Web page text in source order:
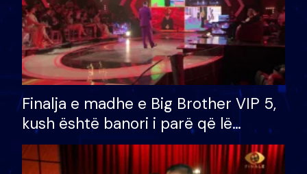
Finalja e madhe e Big Brother VIP 5,
kush është banori i parë që lë
shtëpinë dhe humb mundësinë për
të fituar çmimin e madh